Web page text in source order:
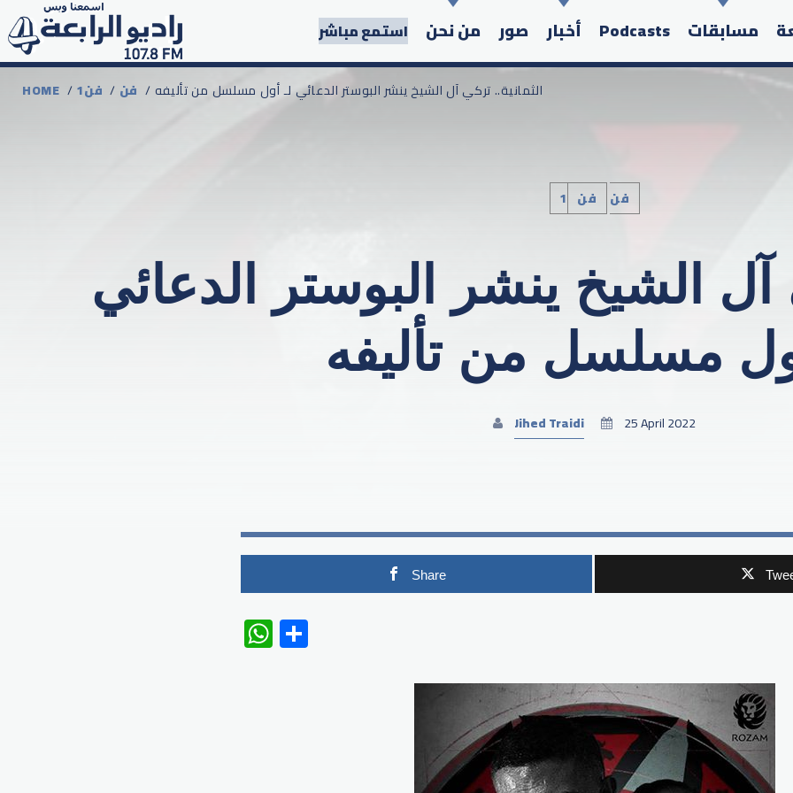
مسابقات Podcasts أخبار صور من نحن استمع مباشر
Search in the website:
HOME / 1فن / فن / الثمانية.. تركي آل الشيخ ينشر البوستر الدعائي لـ أول مسلسل من تأليفه
1فن فن
آل الشيخ ينشر البوستر الدعائي
مسلسل من تأليفه
Jihed Traidi 25 April 2022
Share
WhatsApp